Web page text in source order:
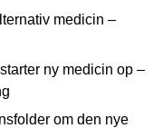
medicin –
ny medicin op –
om den nye